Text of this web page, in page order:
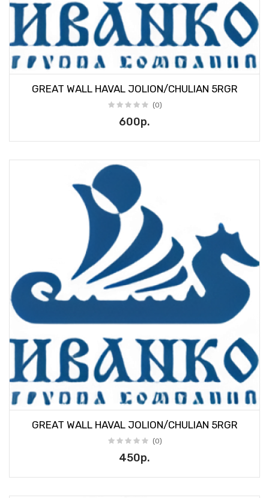
GREAT WALL HAVAL JOLION/CHULIAN 5RGR
(0)
600р.
GREAT WALL HAVAL JOLION/CHULIAN 5RGR
(0)
450р.